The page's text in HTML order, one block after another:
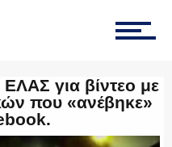
ΕΛΑΣ για βίντεο με
που «ανέβηκε»